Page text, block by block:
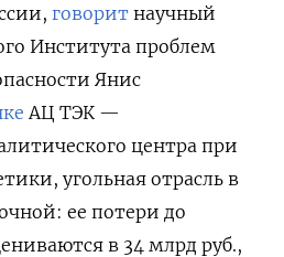
говорит научный
Института проблем
Янис
АЦ ТЭК —
центра при
угольная отрасль в
ее потери до
в 34 млрд руб.,